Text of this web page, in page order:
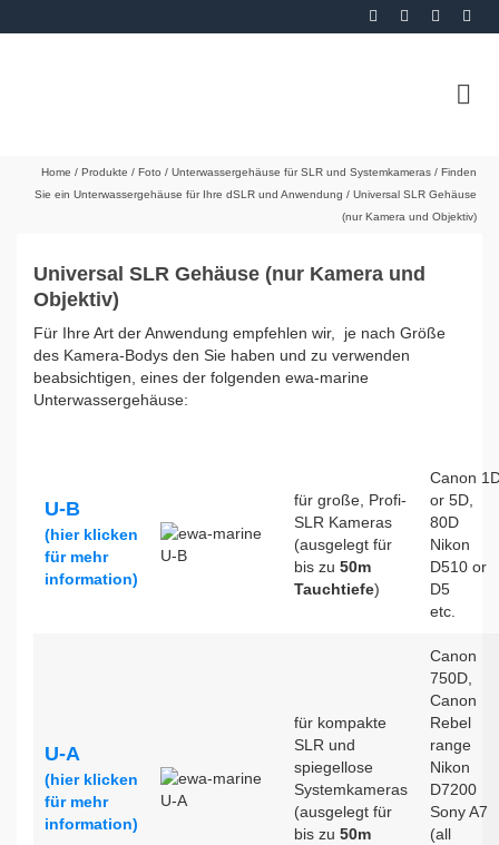
Home / Produkte / Foto / Unterwassergehäuse für SLR und Systemkameras / Finden
Sie ein Unterwassergehäuse für Ihre dSLR und Anwendung / Universal SLR Gehäuse
(nur Kamera und Objektiv)
Universal SLR Gehäuse (nur Kamera und
Objektiv)
Für Ihre Art der Anwendung empfehlen wir, je nach Größe
des Kamera-Bodys den Sie haben und zu verwenden
beabsichtigen, eines der folgenden ewa-marine
Unterwassergehäuse:
U-B
(hier klicken
für mehr
information)
für große, Profi-
SLR Kameras
(ausgelegt für
bis zu 50m
Tauchtiefe)
Canon
or 5D,
80D
Nikon
D510 or
D5
etc.
U-A
(hier klicken
für mehr
information)
für kompakte
SLR und
spiegellose
Systemkameras
(ausgelegt für
bis zu 50m
Canon
750D,
Canon
Rebel
range
Nikon
D7200
Sony A7
(all